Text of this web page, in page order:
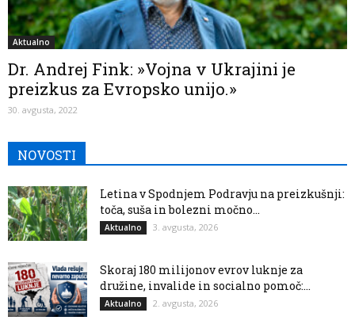
Aktualno
Dr. Andrej Fink: »Vojna v Ukrajini je
preizkus za Evropsko unijo.»
30. avgusta, 2022
NOVOSTI
Letina v Spodnjem Podravju na preizkušnji:
toča, suša in bolezni močno...
Aktualno 3. avgusta, 2026
Skoraj 180 milijonov evrov luknje za
družine, invalide in socialno pomoč:...
Aktualno 2. avgusta, 2026